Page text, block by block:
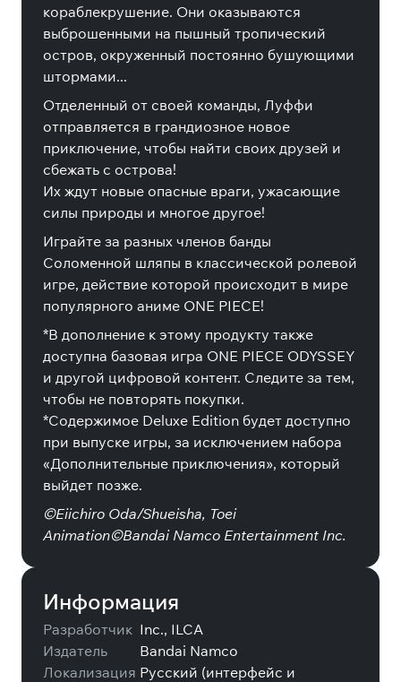
кораблекрушение. Они оказываются
выброшенными на пышный тропический
остров, окруженный постоянно бушующими
штормами...
Отделенный от своей команды, Луффи
отправляется в грандиозное новое
приключение, чтобы найти своих друзей и
сбежать с острова!
Их ждут новые опасные враги, ужасающие
силы природы и многое другое!
Играйте за разных членов банды
Соломенной шляпы в классической ролевой
игре, действие которой происходит в мире
популярного аниме ONE PIECE!
*В дополнение к этому продукту также
доступна базовая игра ONE PIECE ODYSSEY
и другой цифровой контент. Следите за тем,
чтобы не повторять покупки.
*Содержимое Deluxe Edition будет доступно
при выпуске игры, за исключением набора
«Дополнительные приключения», который
выйдет позже.
©Eiichiro Oda/Shueisha, Toei
Animation©Bandai Namco Entertainment Inc.
Информация
Разработчик Inc., ILCA
Издатель
Bandai Namco
Локализация Русский (интерфейс и